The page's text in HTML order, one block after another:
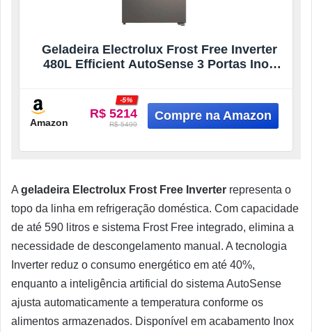
Geladeira Electrolux Frost Free Inverter
480L Efficient AutoSense 3 Portas Inox
Amazon
R$ 5214
-5%
R$ 5499
A geladeira Electrolux Frost Free Inverter representa o
topo da linha em refrigeração doméstica. Com capacidade
de até 590 litros e sistema Frost Free integrado, elimina a
necessidade de descongelamento manual. A tecnologia
Inverter reduz o consumo energético em até 40%,
enquanto a inteligência artificial do sistema AutoSense
ajusta automaticamente a temperatura conforme os
alimentos armazenados. Disponível em acabamento Inox